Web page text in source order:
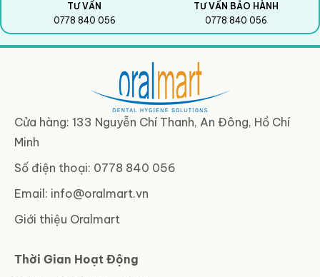
TƯ VẤN
0778 840 056
TƯ VẤN BẢO HÀNH
0778 840 056
Cửa hàng: 133 Nguyễn Chí Thanh, An Đông, Hồ Chí
Minh
Số điện thoại: 0778 840 056
Email: info@oralmart.vn
Giới thiệu Oralmart
Thời Gian Hoạt Động